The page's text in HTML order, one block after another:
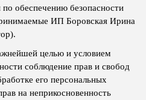
обеспечению безопасности
ИП Боровская Ирина
целью и условием
соблюдение прав и свобод
его персональных
на неприкосновенность